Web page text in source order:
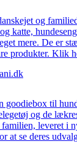
og
katte,
mere. De er
produkter. Klik
goodiebox til
og de
leveret i
at se deres